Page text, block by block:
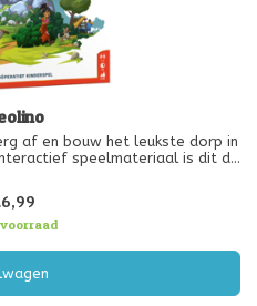
af en bouw het leukste dorp in
speelmateriaal is dit de